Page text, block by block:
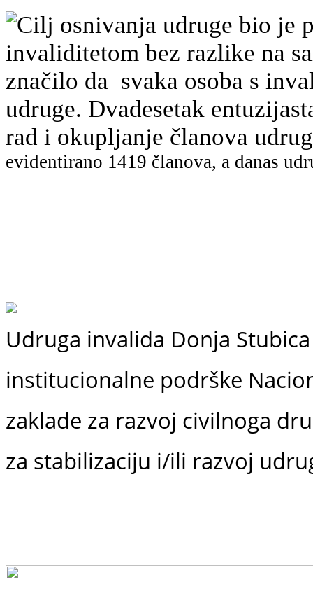
Cilj osnivanja udruge bio je
invaliditetom bez razlike na
značilo da svaka osoba s
udruge. Dvadesetak
rad i okupljanje članova
evidentirano 1419 članova, a danas
Udruga invalida Donja
institucionalne podrške
zaklade za razvoj civilnoga
za stabilizaciju i/ili razvoj